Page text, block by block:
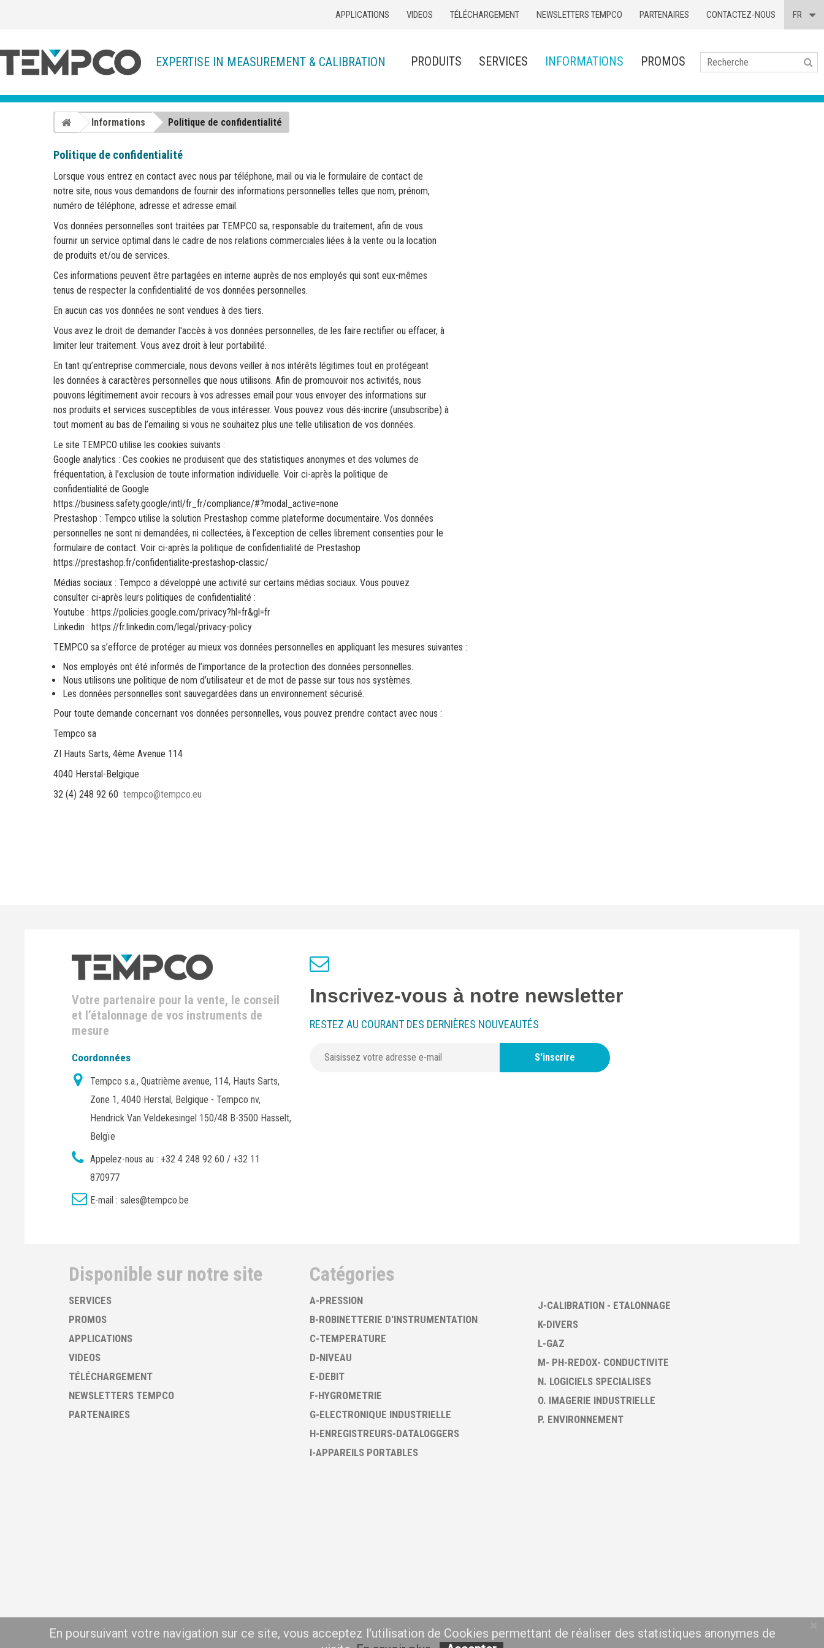
APPLICATIONS VIDEOS TÉLÉCHARGEMENT NEWSLETTERS TEMPCO PARTENAIRES FR
CONTACTEZ-NOUS
EXPERTISE IN MEASUREMENT & CALIBRATION PRODUITS SERVICES INFORMATIONS PROMOS
Informations Politique de confidentialité
Politique de confidentialité
Lorsque vous entrez en contact avec nous par téléphone, mail ou via le formulaire de contact de
notre site, nous vous demandons de fournir des informations personnelles telles que nom, prénom,
numéro de téléphone, adresse et adresse email.
Vos données personnelles sont traitées par TEMPCO sa, responsable du traitement, afin de vous
fournir un service optimal dans le cadre de nos relations commerciales liées à la vente ou la location
de produits et/ou de services.
Ces informations peuvent être partagées en interne auprès de nos employés qui sont eux-mêmes
tenus de respecter la confidentialité de vos données personnelles.
En aucun cas vos données ne sont vendues à des tiers.
Vous avez le droit de demander l'accès à vos données personnelles, de les faire rectifier ou effacer, à
limiter leur traitement. Vous avez droit à leur portabilité.
En tant qu’entreprise commerciale, nous devons veiller à nos intérêts légitimes tout en protégeant
les données à caractères personnelles que nous utilisons. Afin de promouvoir nos activités, nous
pouvons légitimement avoir recours à vos adresses email pour vous envoyer des informations sur
nos produits et services susceptibles de vous intéresser. Vous pouvez vous dés-incrire (unsubscribe) à
tout moment au bas de l’emailing si vous ne souhaitez plus une telle utilisation de vos données.
Le site TEMPCO utilise les cookies suivants :
Google analytics : Ces cookies ne produisent que des statistiques anonymes et des volumes de
fréquentation, à l’exclusion de toute information individuelle. Voir ci-après la politique de
confidentialité de Google
https://business.safety.google/intl/fr_fr/compliance/#?modal_active=none
Prestashop : Tempco utilise la solution Prestashop comme plateforme documentaire. Vos données
personnelles ne sont ni demandées, ni collectées, à l’exception de celles librement consenties pour le
formulaire de contact. Voir ci-après la politique de confidentialité de Prestashop
https://prestashop.fr/confidentialite-prestashop-classic/
Médias sociaux : Tempco a développé une activité sur certains médias sociaux. Vous pouvez
consulter ci-après leurs politiques de confidentialité :
Youtube : https://policies.google.com/privacy?hl=fr&gl=fr
Linkedin : https://fr.linkedin.com/legal/privacy-policy
TEMPCO sa s’efforce de protéger au mieux vos données personnelles en appliquant les mesures suivantes :
Nos employés ont été informés de l’importance de la protection des données personnelles.
Nous utilisons une politique de nom d’utilisateur et de mot de passe sur tous nos systèmes.
Les données personnelles sont sauvegardées dans un environnement sécurisé.
Pour toute demande concernant vos données personnelles, vous pouvez prendre contact avec nous :
Tempco sa
ZI Hauts Sarts, 4ème Avenue 114
4040 Herstal-Belgique
32 (4) 248 92 60 tempco@tempco.eu
Inscrivez-vous à notre newsletter
RESTEZ AU COURANT DES DERNIÈRES NOUVEAUTÉS
S'inscrire
Catégories
A-PRESSION
B-ROBINETTERIE D'INSTRUMENTATION
C-TEMPERATURE
D-NIVEAU
E-DEBIT
F-HYGROMETRIE
G-ELECTRONIQUE INDUSTRIELLE
H-ENREGISTREURS-DATALOGGERS
I-APPAREILS PORTABLES
J-CALIBRATION - ETALONNAGE
K-DIVERS
L-GAZ
M- PH-REDOX- CONDUCTIVITE
N. LOGICIELS SPECIALISES
O. IMAGERIE INDUSTRIELLE
P. ENVIRONNEMENT
Votre partenaire pour la vente, le conseil
et l’étalonnage de vos instruments de
mesure
Coordonnées
Tempco s.a., Quatrième avenue, 114, Hauts Sarts,
Zone 1, 4040 Herstal, Belgique - Tempco nv,
Hendrick Van Veldekesingel 150/48 B-3500 Hasselt,
Belgïe
Appelez-nous au : +32 4 248 92 60 / +32 11
870977
E-mail : sales@tempco.be
Disponible sur notre site
SERVICES
PROMOS
APPLICATIONS
VIDEOS
TÉLÉCHARGEMENT
NEWSLETTERS TEMPCO
PARTENAIRES
En poursuivant votre navigation sur ce site, vous acceptez l'utilisation de Cookies permettant de réaliser des statistiques anonymes de